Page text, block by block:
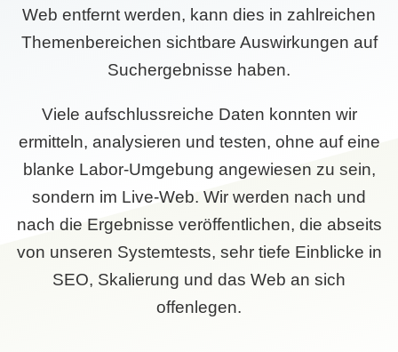
Web entfernt werden, kann dies in zahlreichen
Themenbereichen sichtbare Auswirkungen auf
Suchergebnisse haben.
Viele aufschlussreiche Daten konnten wir
ermitteln, analysieren und testen, ohne auf eine
blanke Labor-Umgebung angewiesen zu sein,
sondern im Live-Web. Wir werden nach und
nach die Ergebnisse veröffentlichen, die abseits
von unseren Systemtests, sehr tiefe Einblicke in
SEO, Skalierung und das Web an sich
offenlegen.